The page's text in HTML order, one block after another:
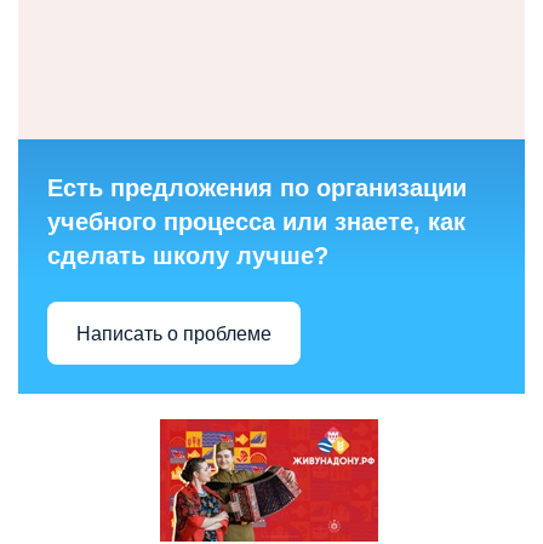
Есть предложения по организации
учебного процесса или знаете, как
сделать школу лучше?
Написать о проблеме